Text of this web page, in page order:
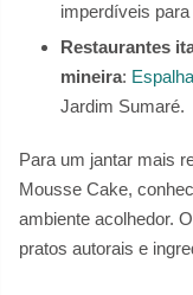
imperdíveis
Restaurantes
mineira:
Jardim Sumaré.
Para um jantar mais
Mousse Cake,
ambiente acolhedor.
pratos autorais e